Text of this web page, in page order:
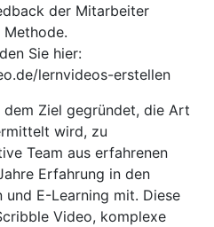
der Mitarbeiter
Sie hier:
lernvideos-erstellen
Ziel gegründet, die Art
wird, zu
Team aus erfahrenen
Erfahrung in den
und E-Learning mit. Diese
Video, komplexe